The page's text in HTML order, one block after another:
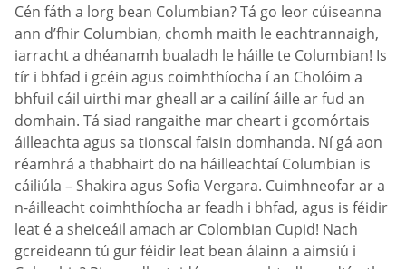
Cén fáth a lorg bean Columbian? Tá go leor cúiseanna
ann d’fhir Columbian, chomh maith le eachtrannaigh,
iarracht a dhéanamh bualadh le háille te Columbian! Is
tír i bhfad i gcéin agus coimhthíocha í an Cholóim a
bhfuil cáil uirthi mar gheall ar a cailíní áille ar fud an
domhain. Tá siad rangaithe mar cheart i gcomórtais
áilleachta agus sa tionscal faisin domhanda. Ní gá aon
réamhrá a thabhairt do na háilleachtaí Columbian is
cáiliúla – Shakira agus Sofia Vergara. Cuimhneofar ar a
n-áilleacht coimhthíocha ar feadh i bhfad, agus is féidir
leat é a sheiceáil amach ar Сolombian Сupid! Nach
gcreideann tú gur féidir leat bean álainn a aimsiú i